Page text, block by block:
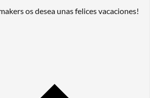
os desea unas felices vacaciones!